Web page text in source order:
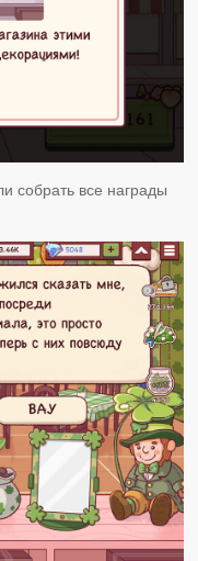
собрать все награды